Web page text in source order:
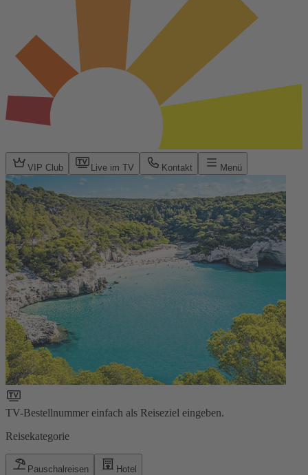
VIP Club Live im TV Kontakt Menü
TV-Bestellnummer einfach als Reiseziel eingeben.
Reisekategorie
Pauschalreisen Hotel